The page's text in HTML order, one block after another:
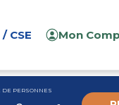
CSE Mon
DE PERSONNES